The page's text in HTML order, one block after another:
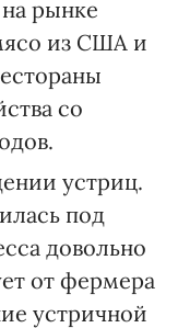
рынке
из США и
со
устриц.
под
довольно
от фермера
устричной